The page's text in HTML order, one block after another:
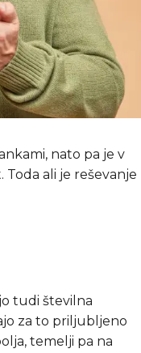
nato pa je v
ali je reševanje
tudi številna
za to priljubljeno
temelji pa na